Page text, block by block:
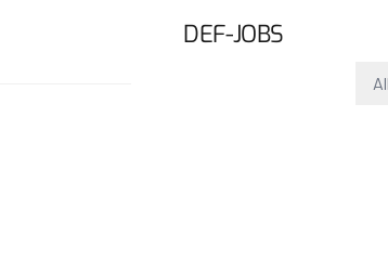
DEF-JOBS